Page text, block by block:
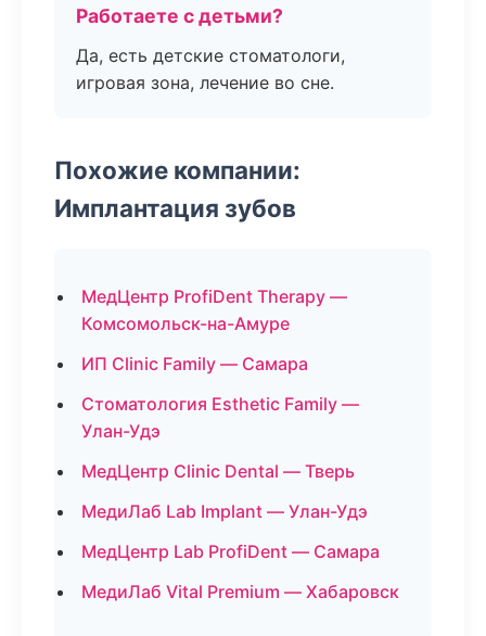
Работаете с детьми?
Да, есть детские стоматологи,
игровая зона, лечение во сне.
Похожие компании:
Имплантация зубов
МедЦентр ProfiDent Therapy —
Комсомольск-на-Амуре
ИП Clinic Family — Самара
Стоматология Esthetic Family —
Улан-Удэ
МедЦентр Clinic Dental — Тверь
МедиЛаб Lab Implant — Улан-Удэ
МедЦентр Lab ProfiDent — Самара
МедиЛаб Vital Premium — Хабаровск